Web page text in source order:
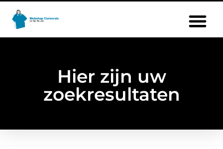
Hier zijn uw
zoekresultaten